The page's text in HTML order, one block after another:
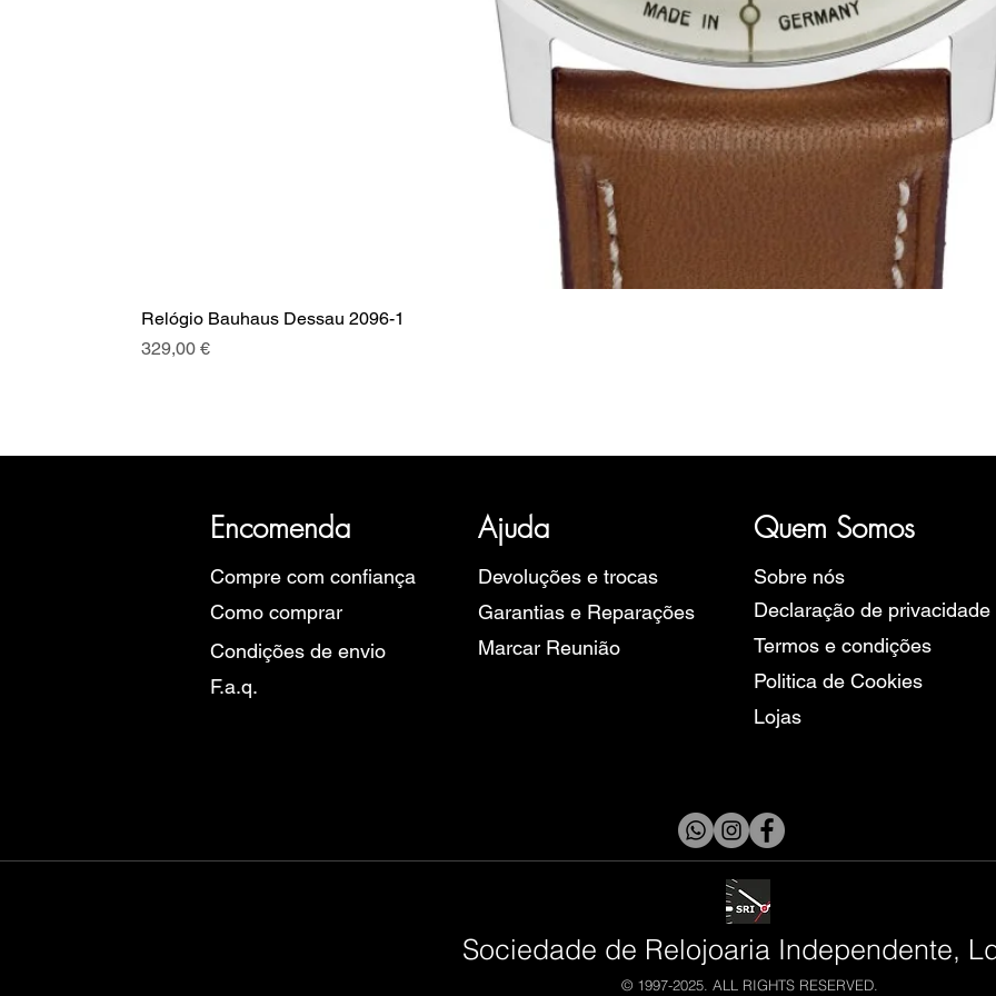
Relógio Bauhaus Dessau 2096-1
Preço
329,00 €
Encomenda Ajuda Quem Somos
Compre com confiança
Como comprar
Condições de envio
Devoluções e trocas
Garantias e Reparações
Marcar Reunião
F.a.q.
Sobre nós
Declaração de privacidade
Termos e condições
Politica de Cookies
Lojas
Sociedade de Relojoaria Independente,
© 1997-2025. ALL RIGHTS RESERVED.